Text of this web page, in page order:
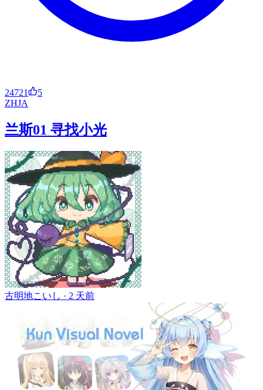
24721
5
ZHJA
兰斯01 寻找小光
古明地こいし · 2 天前